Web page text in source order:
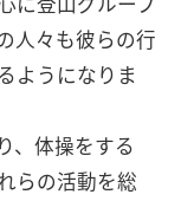
人々も彼らの行
ようになりま
、体操をする
らの活動を総